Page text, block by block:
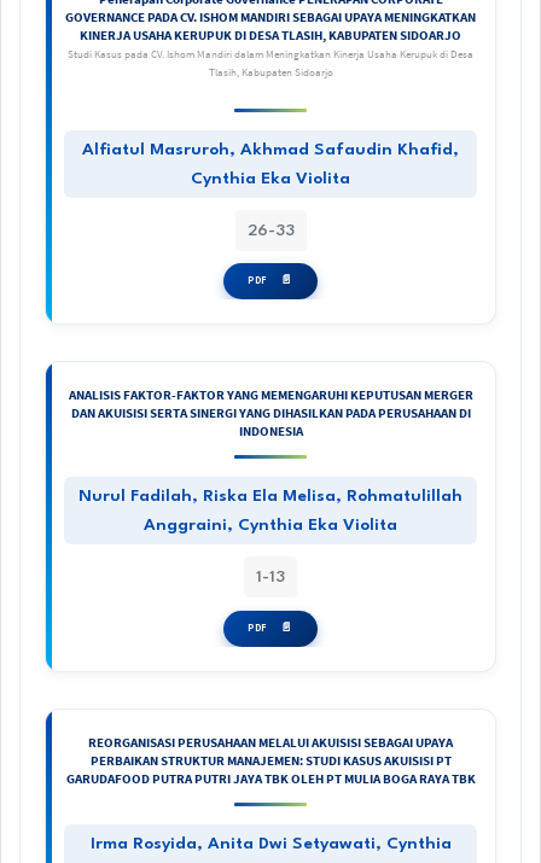
GOVERNANCE PADA CV. ISHOM MANDIRI SEBAGAI UPAYA MENINGKATKAN
KINERJA USAHA KERUPUK DI DESA TLASIH, KABUPATEN SIDOARJO
Studi Kasus pada CV. Ishom Mandiri dalam Meningkatkan Kinerja Usaha Kerupuk di Desa
Tlasih, Kabupaten Sidoarjo
Alfiatul Masruroh, Akhmad Safaudin Khafid,
Cynthia Eka Violita
26-33
PDF
ANALISIS FAKTOR-FAKTOR YANG MEMENGARUHI KEPUTUSAN MERGER
DAN AKUISISI SERTA SINERGI YANG DIHASILKAN PADA PERUSAHAAN DI
INDONESIA
Nurul Fadilah, Riska Ela Melisa, Rohmatulillah
Anggraini, Cynthia Eka Violita
1-13
PDF
REORGANISASI PERUSAHAAN MELALUI AKUISISI SEBAGAI UPAYA
PERBAIKAN STRUKTUR MANAJEMEN: STUDI KASUS AKUISISI PT
GARUDAFOOD PUTRA PUTRI JAYA TBK OLEH PT MULIA BOGA RAYA TBK
Irma Rosyida, Anita Dwi Setyawati, Cynthia